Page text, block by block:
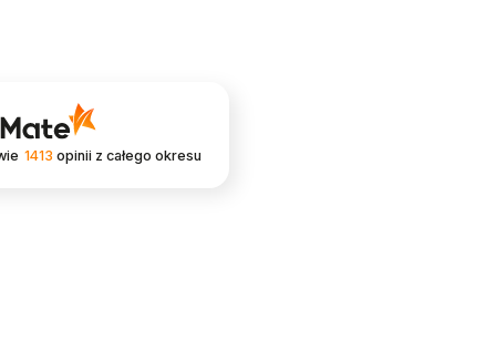
1413 opinii z całego okresu